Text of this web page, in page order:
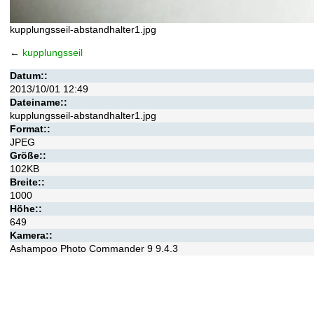
kupplungsseil-abstandhalter1.jpg
← kupplungsseil
Datum::
2013/10/01 12:49
Dateiname::
kupplungsseil-abstandhalter1.jpg
Format::
JPEG
Größe::
102KB
Breite::
1000
Höhe::
649
Kamera::
Ashampoo Photo Commander 9 9.4.3